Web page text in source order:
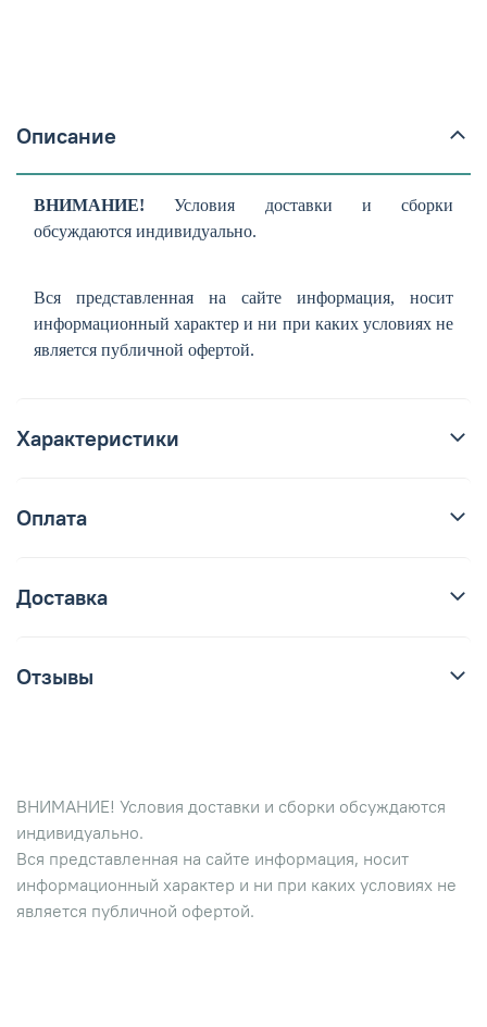
Описание
ВНИМАНИЕ!Условия доставки и сборки
обсуждаются индивидуально.
Вся представленная на сайте информация, носит
информационный характер и ни при каких условиях не
является публичной офертой.
Характеристики
Оплата
Доставка
Отзывы
ВНИМАНИЕ! Условия доставки и сборки обсуждаются
индивидуально.
Вся представленная на сайте информация, носит
информационный характер и ни при каких условиях не
является публичной офертой.